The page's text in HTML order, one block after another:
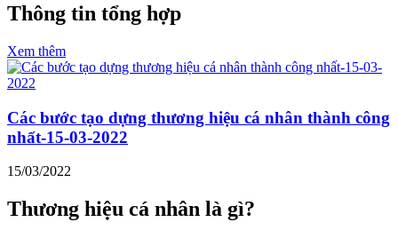
Thông tin tổng hợp
Xem thêm
Các bước tạo dựng thương hiệu cá nhân thành công
nhất-15-03-2022
15/03/2022
Thương hiệu cá nhân là gì?